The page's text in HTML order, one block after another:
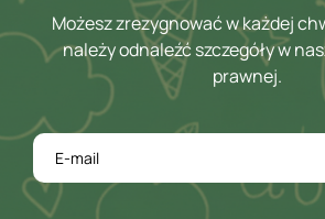
Możesz zrezygnować w każdej
należy odnaleźć szczegóły w
prawnej.